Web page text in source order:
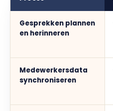
Gesprekken plannen
en herinneren
Medewerkersdata
synchroniseren